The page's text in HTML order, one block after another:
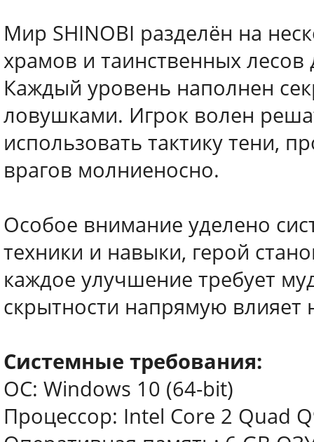
Мир SHINOBI разделён на
храмов и таинственных
Каждый уровень наполнен
ловушками. Игрок волен
использовать тактику тени,
врагов молниеносно.
Особое внимание уделено
техники и навыки, герой
каждое улучшение требует
скрытности напрямую влияет
Системные требования:
ОС: Windows 10 (64-bit)
Процессор: Intel Core 2 Quad